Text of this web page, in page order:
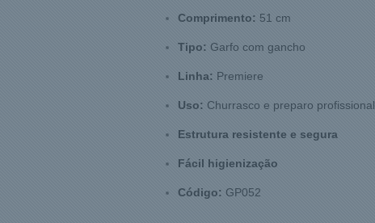
Comprimento: 51 cm
Tipo: Garfo com gancho
Linha: Premiere
Uso: Churrasco e preparo profissional
Estrutura resistente e segura
Fácil higienização
Código: GP052